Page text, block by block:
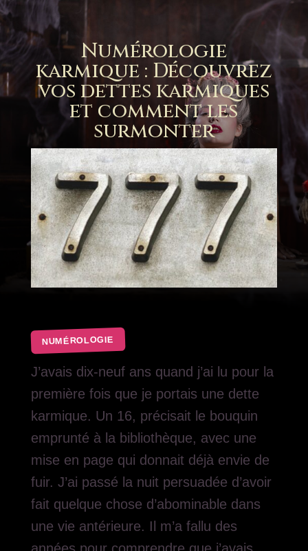
Numérologie
karmique : Découvrez
vos dettes karmiques
et comment les
surmonter
NUMÉROLOGIE
J’avais dix-neuf ans quand j’ai lu pour la
première fois que je portais une dette
karmique. Un 16, précisait le bouquin
emprunté à la bibliothèque, avec une
mise en page qui donnait déjà envie de
fuir. J’ai passé la nuit persuadée d’avoir
fait quelque chose d’abominable dans
une vie antérieure. Il m’a fallu des